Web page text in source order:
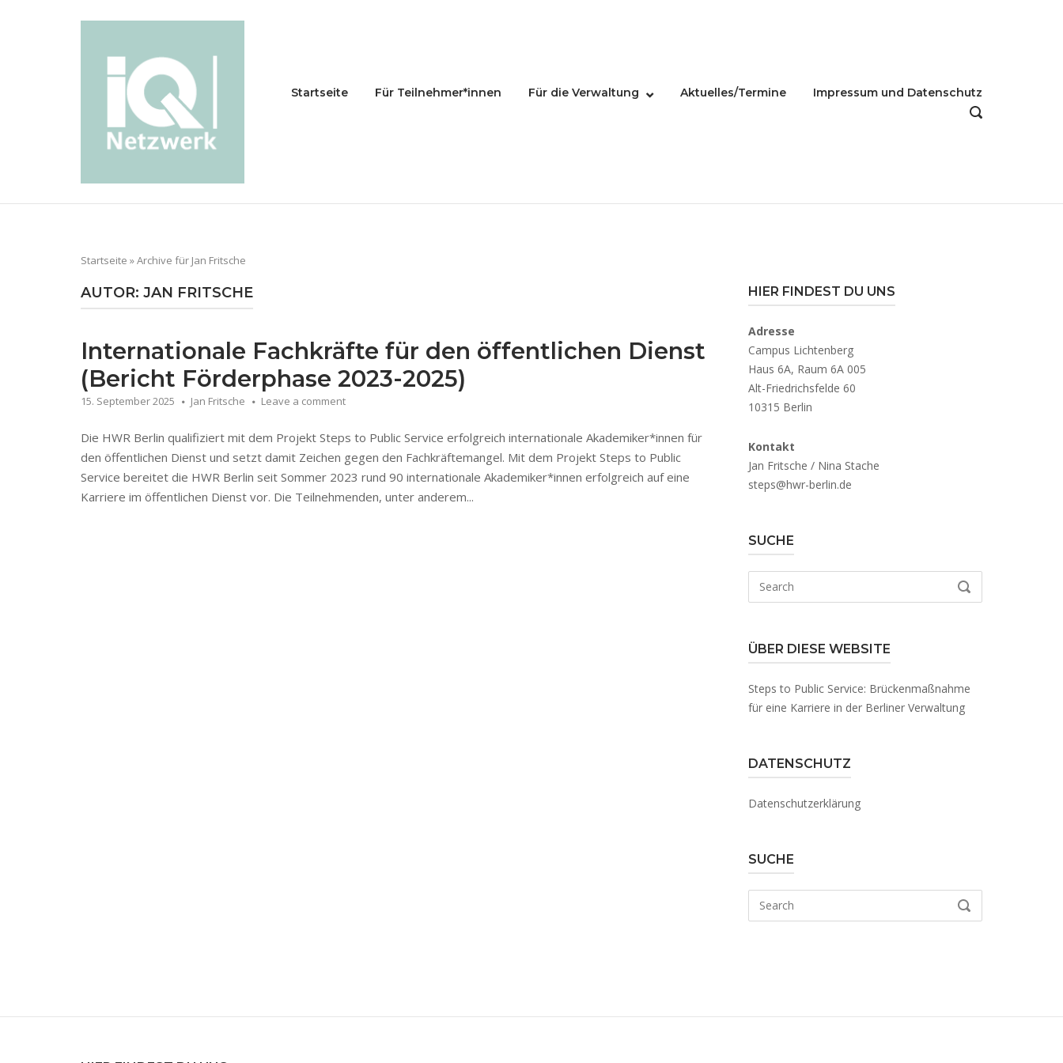
Startseite Für Teilnehmer*innen Für die Verwaltung Aktuelles/Termine
Impressum und Datenschutz
OPEN
Startseite »Archive für Jan Fritsche
AUTOR: JAN FRITSCHE
Internationale Fachkräfte für den öffentlichen Dienst
(Bericht Förderphase 2023-2025)
15. September 2025 Jan Fritsche Leave a comment
Die HWR Berlin qualifiziert mit dem Projekt Steps to Public Service erfolgreich internationale Akademiker*innen für
den öffentlichen Dienst und setzt damit Zeichen gegen den Fachkräftemangel. Mit dem Projekt Steps to Public
Service bereitet die HWR Berlin seit Sommer 2023 rund 90 internationale Akademiker*innen erfolgreich auf eine
Karriere im öffentlichen Dienst vor. Die Teilnehmenden, unter anderem...
HIER FINDEST DU UNS
Adresse
Campus Lichtenberg
Haus 6A, Raum 6A 005
Alt-Friedrichsfelde 60
10315 Berlin
Kontakt
Jan Fritsche / Nina Stache
steps@hwr-berlin.de
SUCHE
SEARCH
ÜBER DIESE WEBSITE
Steps to Public Service: Brückenmaßnahme
für eine Karriere in der Berliner Verwaltung
DATENSCHUTZ
Datenschutzerklärung
SUCHE
SEARCH